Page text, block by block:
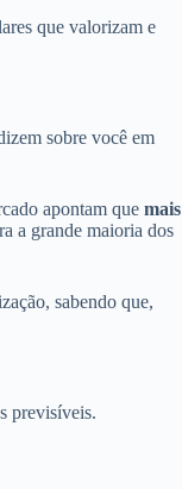
que valorizam e
sobre você em
apontam que mais
a grande maioria dos
sabendo que,
previsíveis.